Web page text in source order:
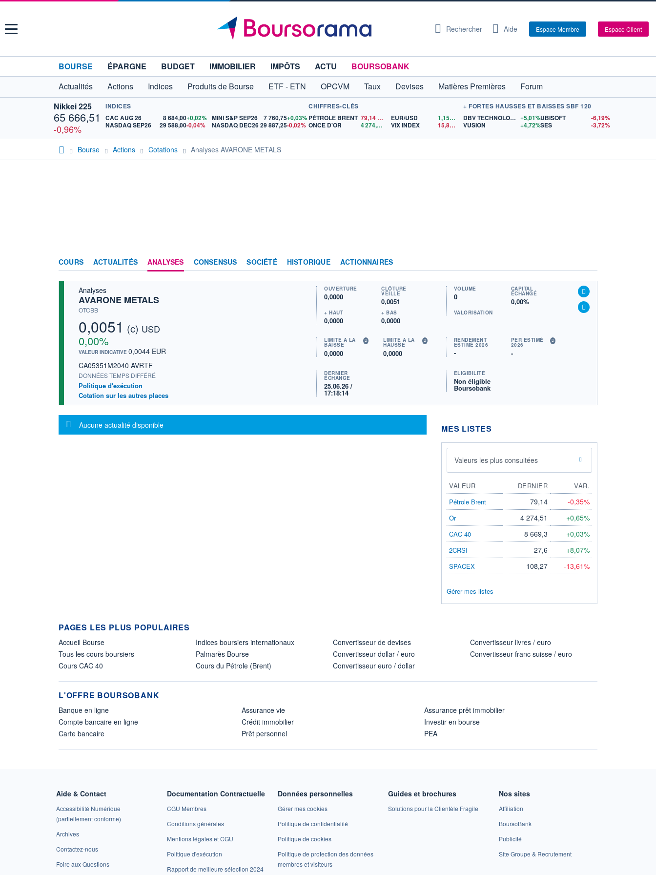
Menu Rechercher Aide Espace Membre Espace Client
BOURSE ÉPARGNE BUDGET IMMOBILIER IMPÔTS ACTU
BOURSOBANK
Actualités
Actions Indices Produits de Bourse ETF - ETN OPCVM Taux Devises Matières Premières
Forum
Nikkei 225
65 666,51
-0,96%
INDICES
CAC AUG 26
8 684,00+0,02%
NASDAQ SEP26
29 588,00-0,04%
MINI S&P SEP26 7 760,75+0,03%
NASDAQ DEC2629 887,25-0,02%
CHIFFRES-CLÉS
PÉTROLE BRENT 79,14
ONCE D'OR
4 274,51 $US
EUR/USD 1,1556
$US
VIX INDEX
15,81$US
+ FORTES HAUSSES ET BAISSES SBF 120
DBV TECHNOLOGIES +5,01%
VUSION
+4,72%
UBISOFT
-6,19%
SES
-3,72%
Bourse Actions Cotations Analyses AVARONE METALS
COURS ACTUALITÉS ANALYSES CONSENSUS SOCIÉTÉ HISTORIQUE ACTIONNAIRES
Analyses
AVARONE METALS
OTCBB
0,0051 (c) USD
0,00%
VALEUR INDICATIVE 0,0044 EUR
CA05351M2040 AVRTF
DONNÉES TEMPS DIFFÉRÉ
Politique d'exécution
Cotation sur les autres places
OUVERTURE
0,0000
CLÔTURE
VEILLE
0,0051
+ HAUT
0,0000
+ BAS
0,0000
VOLUME
0
CAPITAL
ÉCHANGÉ
0,00%
VALORISATION
LIMITE À LA
BAISSE
0,0000
LIMITE À LA
HAUSSE
0,0000
RENDEMENT
ESTIMÉ 2026
-
PER ESTIMÉ
2026
-
DERNIER
ÉCHANGE
25.06.26 /
17:18:14
ÉLIGIBILITÉ
Non éligible
Boursobank
Message d'information
Aucune actualité disponible MES LISTES
Valeurs les plus consultées
VALEUR DERNIER
VAR.
Pétrole Brent
79,14 -0,35%
Or 4 274,51 +0,65%
CAC 40 8 669,3 +0,03%
2CRSI 27,6 +8,07%
SPACEX 108,27 -13,61%
Gérer mes listes
PAGES LES PLUS POPULAIRES
Accueil Bourse
Tous les cours boursiers
Cours CAC 40
Indices boursiers internationaux
Palmarès Bourse
Cours du Pétrole (Brent)
Convertisseur de devises
Convertisseur dollar / euro
Convertisseur euro / dollar
Convertisseur livres / euro
Convertisseur franc suisse / euro
L'OFFRE BOURSOBANK
Banque en ligne
Compte bancaire en ligne
Carte bancaire
Assurance vie
Crédit immobilier
Prêt personnel
Assurance prêt immobilier
Investir en bourse
PEA
Aide & Contact
Accessibilité Numérique
(partiellement conforme)
Archives
Contactez-nous
Foire aux Questions
Documentation Contractuelle
CGU Membres
Conditions générales
Mentions légales et CGU
Politique d'exécution
Rapport de meilleure sélection 2024
Données personnelles
Gérer mes cookies
Politique de confidentialité
Politique de cookies
Politique de protection des données
membres et visiteurs
Guides et brochures
Solutions pour la Clientèle Fragile
Nos sites
Affiliation
BoursoBank
Publicité
Site Groupe & Recrutement